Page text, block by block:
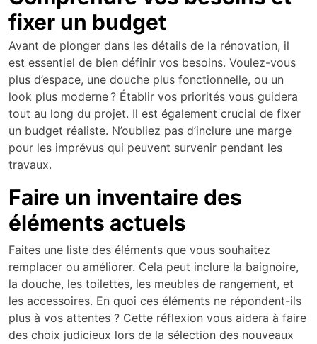
fixer un budget
Avant de plonger dans les détails de la rénovation, il
est essentiel de bien définir vos besoins. Voulez-vous
plus d’espace, une douche plus fonctionnelle, ou un
look plus moderne ? Établir vos priorités vous guidera
tout au long du projet. Il est également crucial de fixer
un budget réaliste. N’oubliez pas d’inclure une marge
pour les imprévus qui peuvent survenir pendant les
travaux.
Faire un inventaire des
éléments actuels
Faites une liste des éléments que vous souhaitez
remplacer ou améliorer. Cela peut inclure la baignoire,
la douche, les toilettes, les meubles de rangement, et
les accessoires. En quoi ces éléments ne répondent-ils
plus à vos attentes ? Cette réflexion vous aidera à faire
des choix judicieux lors de la sélection des nouveaux